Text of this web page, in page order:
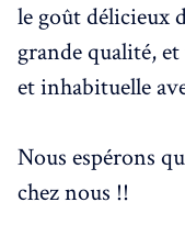
le goût délicieux
grande qualité,
et inhabituelle
Nous espérons
chez nous !!